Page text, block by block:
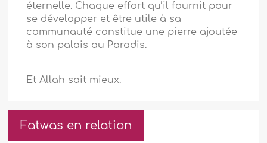
éternelle. Chaque effort qu’il fournit pour
se développer et être utile à sa
communauté constitue une pierre ajoutée
à son palais au Paradis.
Et Allah sait mieux.
Fatwas en relation